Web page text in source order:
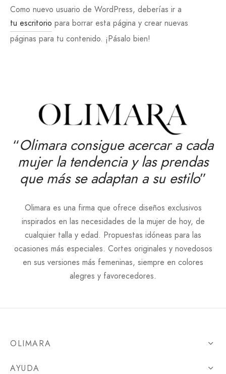
Como nuevo usuario de WordPress, deberías ir a
tu escritorio para borrar esta página y crear nuevas
páginas para tu contenido. ¡Pásalo bien!
“Olimara consigue acercar a cada
mujer la tendencia y las prendas
que más se adaptan a su estilo”
Olimara es una firma que ofrece diseños exclusivos
inspirados en las necesidades de la mujer de hoy, de
cualquier talla y edad. Propuestas idóneas para las
ocasiones más especiales. Cortes originales y novedosos
en sus versiones más femeninas, siempre en colores
alegres y favorecedores.
OLIMARA
AYUDA